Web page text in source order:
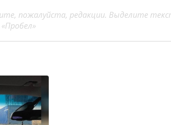
пожалуйста, редакции. Выделите